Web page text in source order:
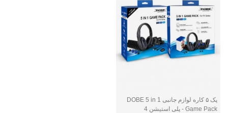
پک ۵ کاره لوازم جانبی DOBE 5 in 1
Game Pack - پلی استیشن 4